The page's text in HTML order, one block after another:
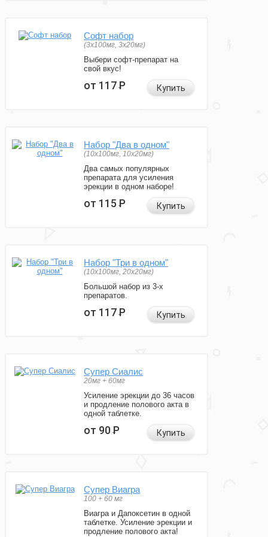
Софт набор
(3x100мг, 3x20мг)
Выбери софт-препарат на
свой вкус!
от 117Р Купить
Набор "Два в одном"
(10x100мг, 10x20мг)
Два самых популярных
препарата для усиления
эрекции в одном наборе!
от 115Р Купить
Набор "Три в одном"
(10x100мг, 20x20мг)
Большой набор из 3-х
препаратов.
от 117Р Купить
Супер Сиалис
20мг + 60мг
Усиление эрекции до 36 часов
и продление полового акта в
одной таблетке.
от 90Р Купить
Супер Виагра
100 + 60 мг
Виагра и Дапоксетин в одной
таблетке. Усиление эрекции и
продление полового акта!